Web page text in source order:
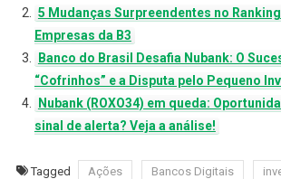
5 Mudanças Surpreendentes no
Empresas da B3
Banco do Brasil Desafia Nubank: O
“Cofrinhos” e a Disputa pelo Pequeno
Nubank (ROXO34) em queda:
sinal de alerta? Veja a análise!
Tagged Ações Bancos Digitais